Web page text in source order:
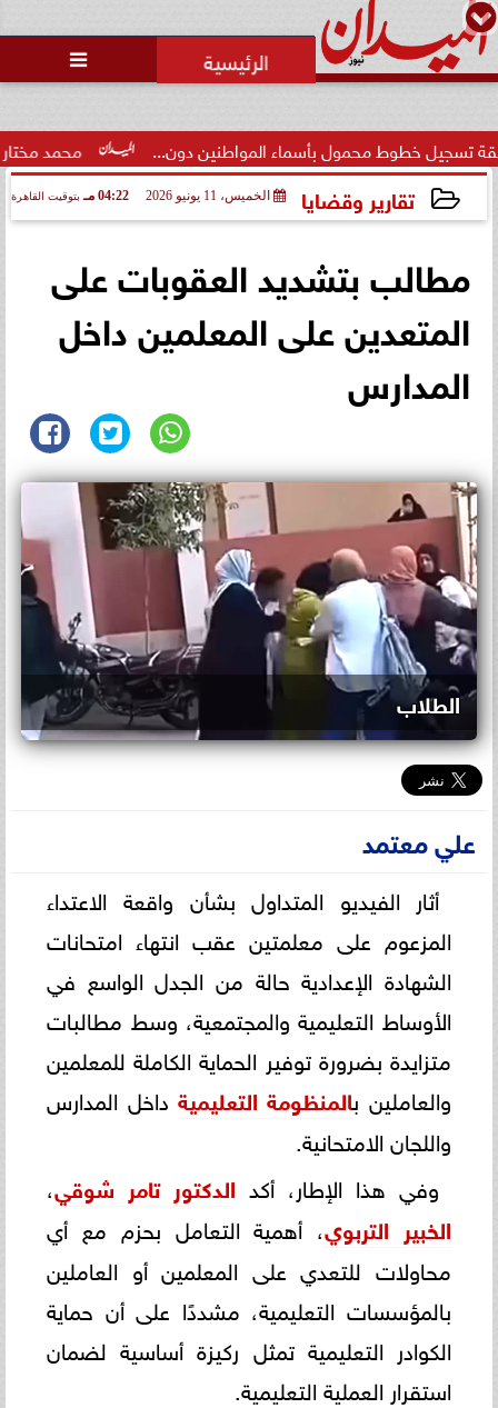

محمد مختار جمعة: بدل محمول بأسماء المواطنين دون...
تقارير وقضايا الخميس، 11 يونيو 2026 04:22 مـ بتوقيت القاهرة
مطالب بتشديد العقوبات على
المتعدين على المعلمين داخل
المدارس
الطلاب
علي معتمد
أثار الفيديو المتداول بشأن واقعة الاعتداء
المزعوم على معلمتين عقب انتهاء امتحانات
الشهادة الإعدادية حالة من الجدل الواسع في
الأوساط التعليمية والمجتمعية، وسط مطالبات
متزايدة بضرورة توفير الحماية الكاملة للمعلمين
والعاملين بالمنظومة التعليمية داخل المدارس
واللجان الامتحانية.
وفي هذا الإطار، أكد الدكتور تامر شوقي،
الخبير التربوي، أهمية التعامل بحزم مع أي
محاولات للتعدي على المعلمين أو العاملين
بالمؤسسات التعليمية، مشددًا على أن حماية
الكوادر التعليمية تمثل ركيزة أساسية لضمان
استقرار العملية التعليمية.